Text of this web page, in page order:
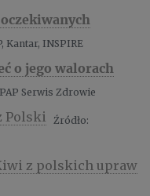
Kantar, INSPIRE
o jego walorach
PAP Serwis Zdrowie
Polski
Źródło:
z polskich upraw